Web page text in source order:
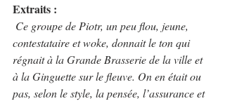
Extraits :
contestataire et woke, donnait le ton qui
régnait à la Grande Brasserie de la ville et
à la Ginguette sur le fleuve. On en était ou
pas, selon le style, la pensée, l’assurance et